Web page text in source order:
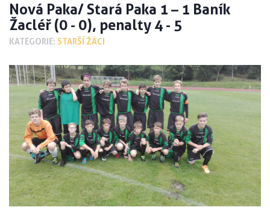
Nová Paka/ Stará Paka 1 – 1 Baník
Žacléř (0 - 0), penalty 4 - 5
KATEGORIE: STARŠÍ ŽÁCI